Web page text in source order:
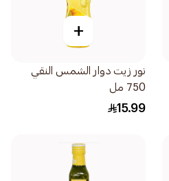
+
نور زيت دوار الشمس النقي
750 مل
15.99